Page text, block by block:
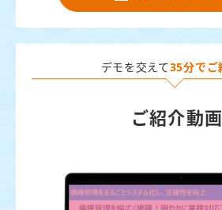
デモを交えて35分でご
ご紹介動画